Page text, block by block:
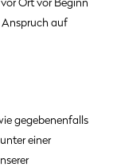
Anspruch auf
gegebenenfalls
einer